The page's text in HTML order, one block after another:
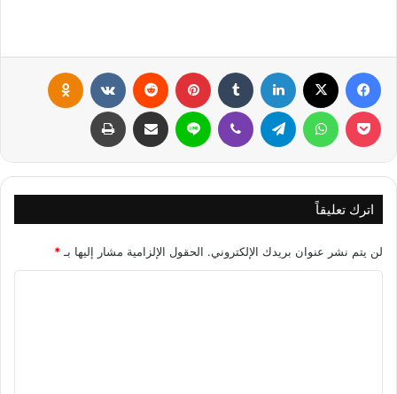
اترك تعليقاً
لن يتم نشر عنوان بريدك الإلكتروني. الحقول الإلزامية مشار إليها بـ *